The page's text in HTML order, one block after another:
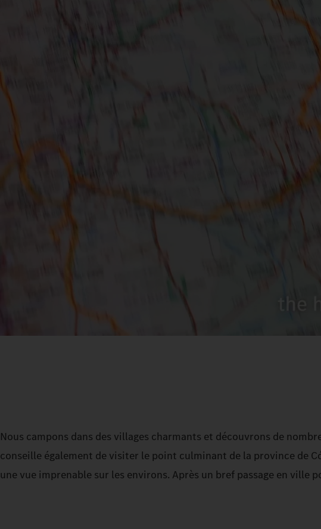
Nous campons dans des villages charmants et découvrons de
conseille également de visiter le point culminant de la province de
une vue imprenable sur les environs. Après un bref passage en